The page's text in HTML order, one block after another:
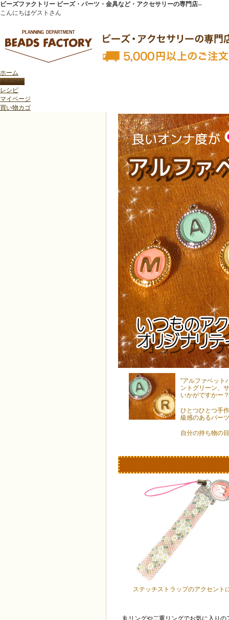
ビーズファクトリー ビーズ・パーツ・金具など・アクセサリーの専門店--
こんにちはゲストさん
ホーム
レシピ
マイページ
買い物カゴ
良いオンナ度がぐっと高まるアルファベットチャーム
”アルファベット
ントグリーン、
いかがですかー？
ひとつひとつ手
級感のあるパー
自分の持ち物の
ステッチストラップのアクセント
丸リングや二重リングでお気に入り